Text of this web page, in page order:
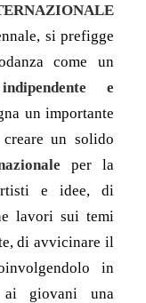
si prefigge
come un
indipendente e
un importante
un solido
per la
e idee, di
lavori sui temi
di avvicinare il
in
giovani una